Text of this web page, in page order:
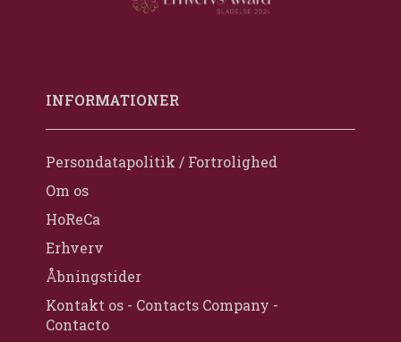
INFORMATIONER
Persondatapolitik / Fortrolighed
Om os
HoReCa
Erhverv
Åbningstider
Kontakt os - Contacts Company -
Contacto